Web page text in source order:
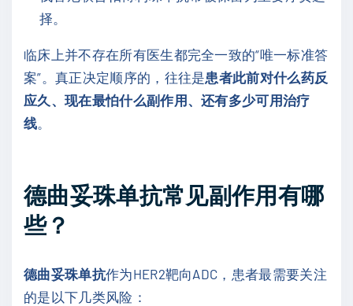
择。
临床上并不存在所有医生都完全一致的“唯一标准答
案”。真正决定顺序的，往往是患者此前对什么药反
应久、现在最怕什么副作用、还有多少可用治疗
线。
德曲妥珠单抗常见副作用有哪
些？
德曲妥珠单抗作为HER2靶向ADC，患者最需要关注
的是以下几类风险：